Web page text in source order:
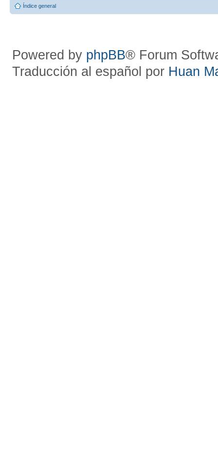
Índice general
Powered by phpBB® Forum
Traducción al español por Huan